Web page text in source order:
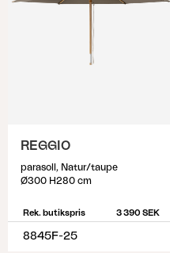
REGGIO
parasoll, Natur/taupe
Ø300 H280 cm
Rek. butikspris 3 390 SEK
8845F-25